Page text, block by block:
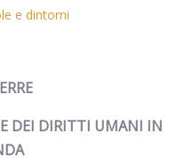
e dintorni
DEI DIRITTI UMANI IN